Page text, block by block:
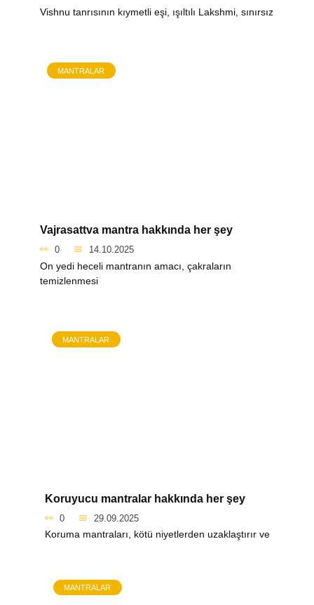
Vishnu tanrısının kıymetli eşi, ışıltılı Lakshmi, sınırsız
MANTRALAR
Vajrasattva mantra hakkında her şey
0 14.10.2025
On yedi heceli mantranın amacı, çakraların
temizlenmesi
MANTRALAR
Koruyucu mantralar hakkında her şey
0 29.09.2025
Koruma mantraları, kötü niyetlerden uzaklaştırır ve
MANTRALAR